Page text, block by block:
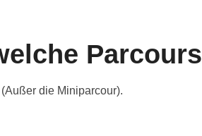
Parcours
die Miniparcour).